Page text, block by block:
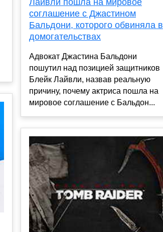
Лайвли пошла на мировое
соглашение с Джастином
Бальдони, которого обвиняла в
домогательствах
Адвокат Джастина Бальдони
пошутил над позицией защитников
Блейк Лайвли, назвав реальную
причину, почему актриса пошла на
мировое соглашение с Бальдон...